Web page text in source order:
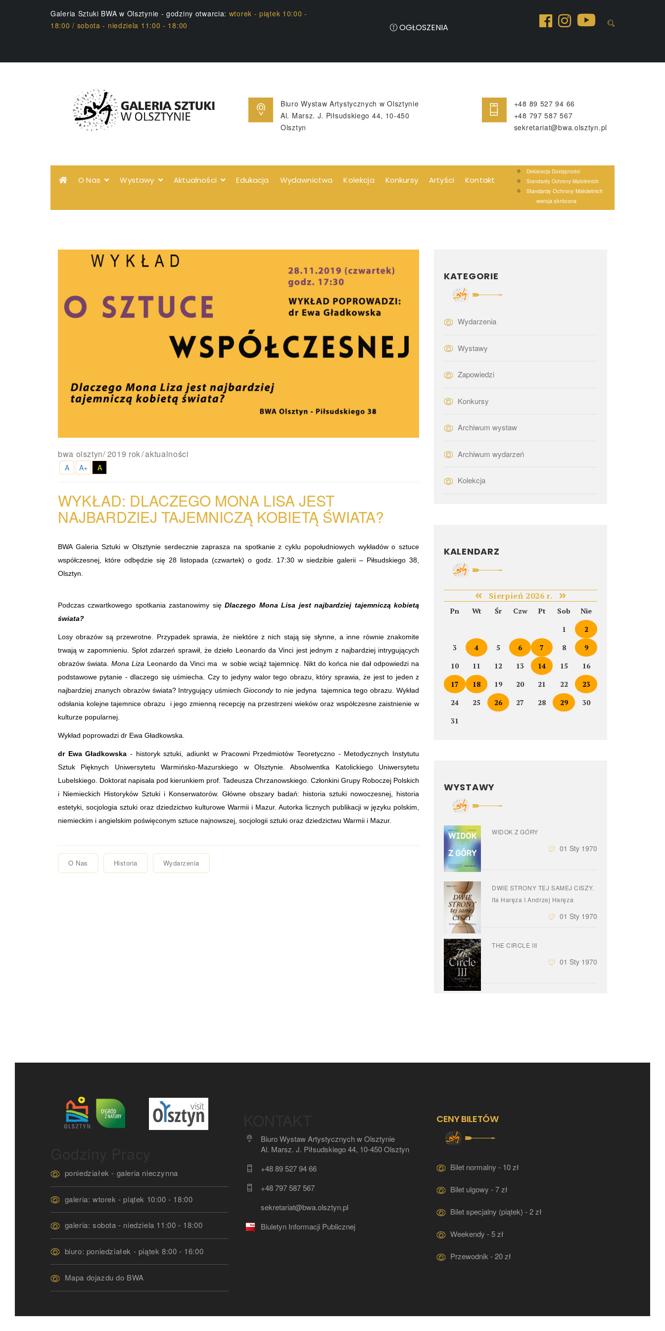
Galeria Sztuki BWA w Olsztynie - godziny otwarcia: wtorek - piątek 10:00 -
18:00 / sobota - niedziela 11:00 - 18:00
OGŁOSZENIA
Biuro Wystaw Artystycznych w Olsztynie
Al. Marsz. J. Piłsudskiego 44, 10-450
Olsztyn
+48 89 527 94 66
+48 797 587 567
sekretariat@bwa.olsztyn.pl
O Nas Wystawy Aktualności Edukacja Wydawnictwa Kolekcja Konkursy Artyści Kontakt
Deklaracja Dostępności
Standardy Ochrony Małoletnich
Standardy Ochrony Małoletnich
wersja skrócona
bwa olsztyn/2019 rok aktualności
A A+ A
WYKŁAD: DLACZEGO MONA LISA JEST
NAJBARDZIEJ TAJEMNICZĄ KOBIETĄ ŚWIATA?
BWA Galeria Sztuki w Olsztynie serdecznie zaprasza na spotkanie z cyklu popołudniowych wykładów o sztuce
współczesnej, które odbędzie się 28 listopada (czwartek) o godz. 17:30 w siedzibie galerii – Piłsudskiego 38,
Olsztyn.
Podczas czwartkowego spotkania zastanowimy sięDlaczego Mona Lisa jest najbardziej tajemniczą kobietą
świata?
Losy obrazów są przewrotne. Przypadek sprawia, że niektóre z nich stają się słynne, a inne równie znakomite
trwają w zapomnieniu. Splot zdarzeń sprawił, że dzieło Leonardo da Vinci jest jednym z najbardziej intrygujących
obrazów świata.Mona Liza Leonardo da Vinci ma w sobie wciąż tajemnicę. Nikt do końca nie dał odpowiedzi na
podstawowe pytanie - dlaczego się uśmiecha. Czy to jedyny walor tego obrazu, który sprawia, że jest to jeden z
najbardziej znanych obrazów świata? Intrygujący uśmiechGiocondyto nie jedyna tajemnica tego obrazu. Wykład
odsłania kolejne tajemnice obrazu i jego zmienną recepcję na przestrzeni wieków oraz współczesne zaistnienie w
kulturze popularnej.
Wykład poprowadzi dr Ewa Gładkowska.
dr Ewa Gładkowska- historyk sztuki, adiunkt w Pracowni Przedmiotów Teoretyczno - Metodycznych Instytutu
Sztuk Pięknych Uniwersytetu Warmińsko-Mazurskiego w Olsztynie. Absolwentka Katolickiego Uniwersytetu
Lubelskiego. Doktorat napisała pod kierunkiem prof. Tadeusza Chrzanowskiego. Członkini Grupy Roboczej Polskich
i Niemieckich Historyków Sztuki i Konserwatorów. Główne obszary badań: historia sztuki nowoczesnej, historia
estetyki, socjologia sztuki oraz dziedzictwo kulturowe Warmii i Mazur. Autorka licznych publikacji w języku polskim,
niemieckim i angielskim poświęconym sztuce najnowszej, socjologii sztuki oraz dziedzictwu Warmii i Mazur.
O Nas Historia Wydarzenia
KATEGORIE
Wydarzenia
Wystawy
Zapowiedzi
Konkursy
Archiwum wystaw
Archiwum wydarzeń
Kolekcja
KALENDARZ
Sierpień 2026 r.
Pn Wt Śr Czw Pt Sob
Nie
1
2
3
4 5 6 7 8
9
10
11 12 13 14 15
16
17
18 19 20 21 22
23
24
25 26 27 28 29
30
31
WYSTAWY
WIDOK Z GÓRY
01 Sty 1970
DWIE STRONY TEJ SAMEJ CISZY.
Ita Haręza I Andrzej Haręza
01 Sty 1970
THE CIRCLE III
01 Sty 1970
poniedziałek - galeria nieczynna
galeria: wtorek - piątek 10:00 - 18:00
galeria: sobota - niedziela 11:00 - 18:00
biuro: poniedziałek - piątek 8:00 - 16:00
Mapa dojazdu do BWA
Biuro Wystaw Artystycznych w Olsztynie
Al. Marsz. J. Piłsudskiego 44, 10-450 Olsztyn
+48 89 527 94 66
+48 797 587 567
sekretariat@bwa.olsztyn.pl
Biuletyn Informacji Publicznej
CENY BILETÓW
Bilet normalny - 10 zł
Bilet ulgowy - 7 zł
Bilet specjalny (piątek) - 2 zł
Weekendy - 5 zł
Przewodnik - 20 zł